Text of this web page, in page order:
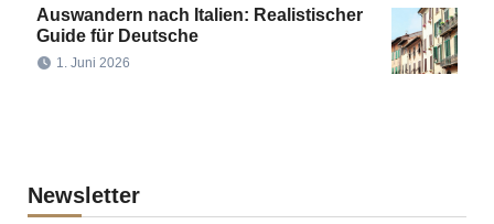
Auswandern nach Italien: Realistischer
Guide für Deutsche
1. Juni 2026
Newsletter